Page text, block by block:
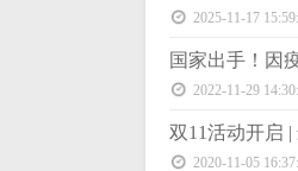
2025-11-17
国家出手！因
2022-11-29
双11活动开启
2020-11-05